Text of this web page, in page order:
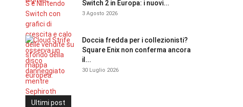
Switch 2 in Europa: i nuovi...
3 Agosto 2026
Doccia fredda per i collezionisti?
Square Enix non conferma ancora
il...
30 Luglio 2026
Ultimi post